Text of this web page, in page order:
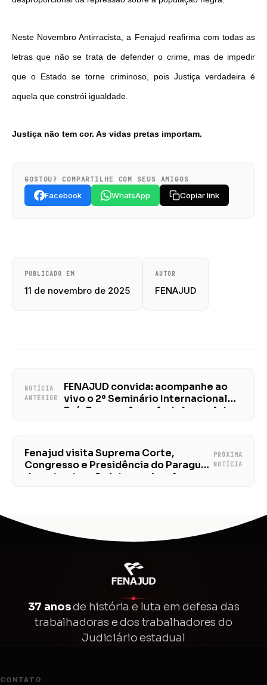
Neste Novembro Antirracista, a Fenajud reafirma com todas as
letras que não se trata de defender o crime, mas de impedir
que o Estado se torne criminoso, pois Justiça verdadeira é
aquela que constrói igualdade.
Justiça não tem cor. As vidas pretas importam.
GOSTOU? COMPARTILHE COM SEUS AMIGOS
Facebook WhatsApp Copiar link
PUBLICADO EM
11 de novembro de 2025
AUTOR
FENAJUD
NOTÍCIA
ANTERIOR
FENAJUD convida: acompanhe ao
vivo o 2º Seminário Internacional
Pró-Reparações e fortaleça a luta
Fenajud visita Suprema Corte,
Congresso e Presidência do Paraguai
durante atuação internacional e
PRÓXIMA
NOTÍCIA
37 anosde história e luta em defesa das
trabalhadoras e dos trabalhadores do
Judiciário estadual
CONTATO